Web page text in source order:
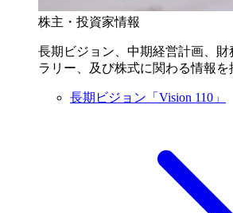
株主・投資家情報
長期ビジョン、中期経営計画、
ラリー、及び株式に関わる情報を
長期ビジョン「Vision 110」